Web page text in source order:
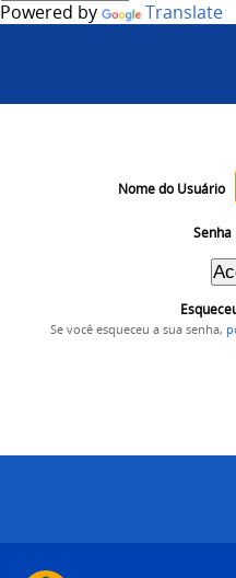
Powered by Translate
Nome do Usuário
Senha
Se você esqueceu a sua senha,